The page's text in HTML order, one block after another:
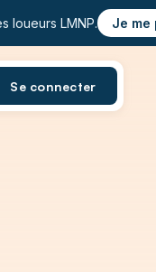
loueurs LMNP. Je me
Se connecter